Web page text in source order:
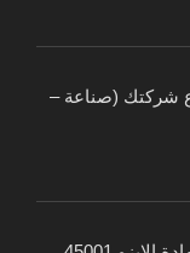
شركتك (صناعة –